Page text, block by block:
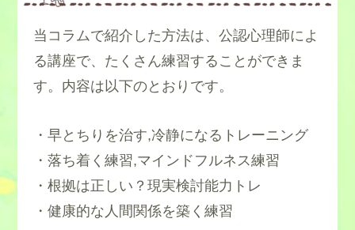
①自分を客観視する
②結論を先送りする
③根拠が正確かを考える
④別の可能性を考える
当コラムで紹介した方法は、公認心理師によ
る講座で、たくさん練習することができま
す。内容は以下のとおりです。
・早とちりを治す,冷静になるトレーニング
・落ち着く練習,マインドフルネス練習
・根拠は正しい？現実検討能力トレ
・健康的な人間関係を築く練習